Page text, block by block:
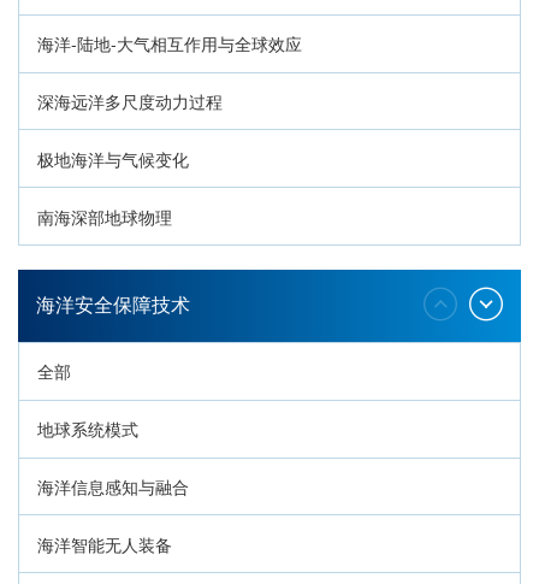
海洋-陆地-大气相互作用与全球效应
深海远洋多尺度动力过程
极地海洋与气候变化
南海深部地球物理
深海生命与生态过程
海洋安全保障技术
全部
地球系统模式
海洋信息感知与融合
海洋智能无人装备